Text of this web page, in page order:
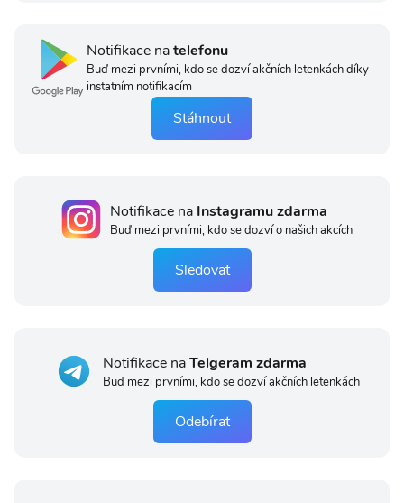
Notifikace natelefonu
Buď mezi prvními, kdo se dozví akčních letenkách díky
instatním notifikacím
Stáhnout
Notifikace na Instagramu zdarma
Buď mezi prvními, kdo se dozví o našich akcích
Sledovat
Notifikace naTelgeram zdarma
Buď mezi prvními, kdo se dozví akčních letenkách
Odebírat